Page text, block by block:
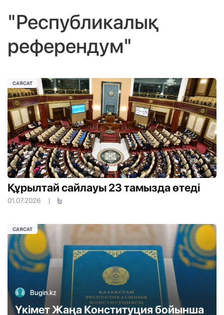
"Республикалық
референдум"
Құрылтай сайлауы 23 тамызда өтеді
01.07.2026 |
САЯСАТ
Bugin.kz
Үкімет Жаңа Конституция бойынша
САЯСАТ